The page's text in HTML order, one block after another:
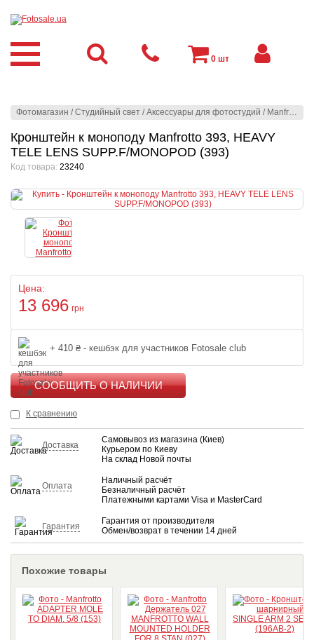
Фотомагазин /Студийный свет /Аксессуары для фотостудий / Manfrotto
Кронштейн к моноподу Manfrotto 393, HEAVY
TELE LENS SUPP.F/MONOPOD (393)
Код товара: 23240
Цена:
13 696 грн
+ 410 ₴ - кешбэк для участников Fotosale club
К сравнению
Доставка
Самовывоз из магазина (Киев)
Курьером по Киеву
На склад Новой почты
Оплата
Наличный расчёт
Безналичный расчёт
Платежными картами Visa и MasterCard
Гарантия
Гарантия от производителя
Обмен/возврат в течении 14 дней
Похожие товары
0 шт